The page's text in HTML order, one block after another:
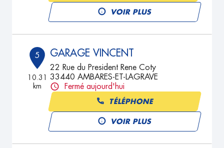
VOIR PLUS
5
10.31
km
GARAGE VINCENT
22 Rue du President Rene Coty
33440 AMBARES-ET-LAGRAVE
Fermé aujourd'hui
TÉLÉPHONE
VOIR PLUS